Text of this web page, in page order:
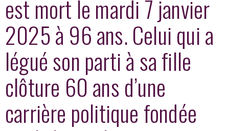
est mort le mardi 7 janvier
2025 à 96 ans. Celui qui a
légué son parti à sa fille
clôture 60 ans d’une
carrière politique fondée